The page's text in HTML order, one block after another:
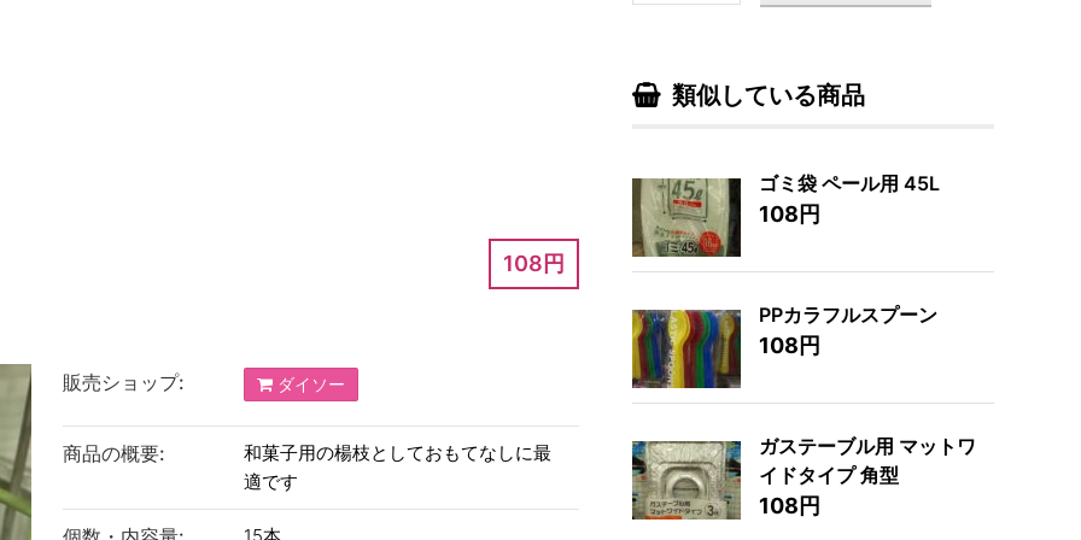
108円
販売ショップ: ダイソー
商品の概要:
和菓子用の楊枝としておもてなしに最
適です
類似している商品
ゴミ袋 ペール用 45L
108円
PPカラフルスプーン
108円
ガステーブル用 マットワ
イドタイプ 角型
108円